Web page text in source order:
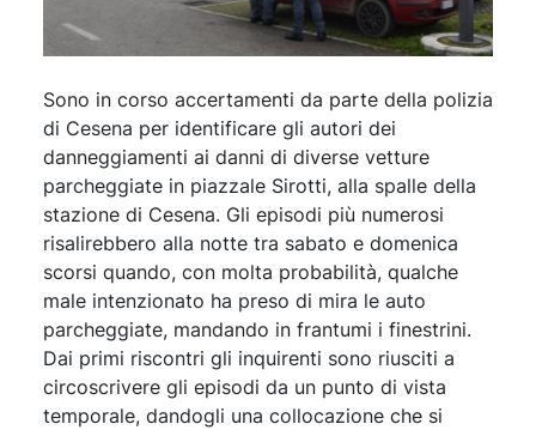
Sono in corso accertamenti da parte della polizia
di Cesena per identificare gli autori dei
danneggiamenti ai danni di diverse vetture
parcheggiate in piazzale Sirotti, alla spalle della
stazione di Cesena. Gli episodi più numerosi
risalirebbero alla notte tra sabato e domenica
scorsi quando, con molta probabilità, qualche
male intenzionato ha preso di mira le auto
parcheggiate, mandando in frantumi i finestrini.
Dai primi riscontri gli inquirenti sono riusciti a
circoscrivere gli episodi da un punto di vista
temporale, dandogli una collocazione che si